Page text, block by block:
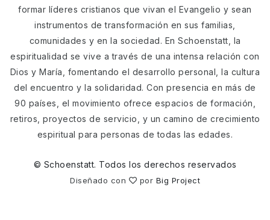
formar líderes cristianos que vivan el Evangelio y sean
instrumentos de transformación en sus familias,
comunidades y en la sociedad. En Schoenstatt, la
espiritualidad se vive a través de una intensa relación con
Dios y María, fomentando el desarrollo personal, la cultura
del encuentro y la solidaridad. Con presencia en más de
90 países, el movimiento ofrece espacios de formación,
retiros, proyectos de servicio, y un camino de crecimiento
espiritual para personas de todas las edades.
© Schoenstatt. Todos los derechos reservados
Diseñado con por Big Project